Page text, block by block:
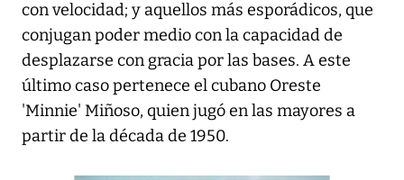
con velocidad; y aquellos más esporádicos, que
conjugan poder medio con la capacidad de
desplazarse con gracia por las bases. A este
último caso pertenece el cubano Oreste
'Minnie' Miñoso, quien jugó en las mayores a
partir de la década de 1950.